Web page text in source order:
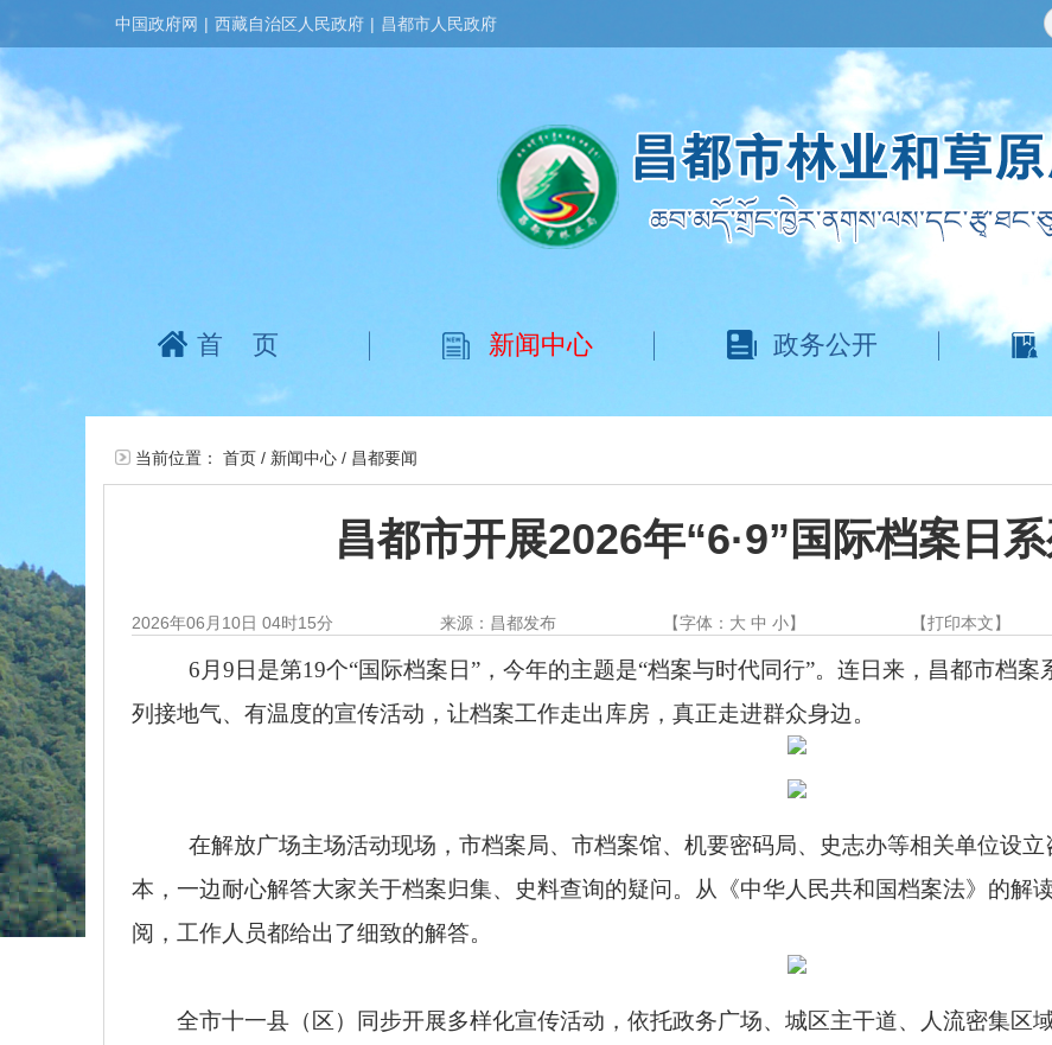
中国政府网 | 西藏自治区人民政府 | 昌都市人民政府
首页 新闻中心 政务公开
当前位置： 首页 / 新闻中心 / 昌都要闻
昌都市开展2026年“6·9”国际档案日
2026年06月10日 04时15分 来源：昌都发布 【字体： 大 中 小】 【打印本文】
6月9日是第19个“国际档案日”，今年的主题是“档案与时代同行”。连日来，昌都市档
列接地气、有温度的宣传活动，让档案工作走出库房，真正走进群众身边。
在解放广场主场活动现场，市档案局、市档案馆、机要密码局、史志办等相关单位设
本，一边耐心解答大家关于档案归集、史料查询的疑问。从《中华人民共和国档案法》的解
阅，工作人员都给出了细致的解答。
全市十一县（区）同步开展多样化宣传活动，依托政务广场、城区主干道、人流密集区